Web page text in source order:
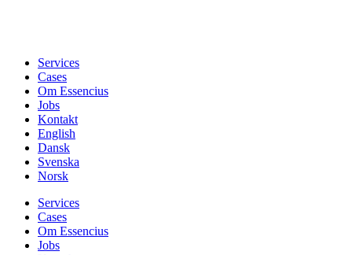
Services
Cases
Om Essencius
Jobs
Kontakt
English
Dansk
Svenska
Norsk
Services
Cases
Om Essencius
Jobs